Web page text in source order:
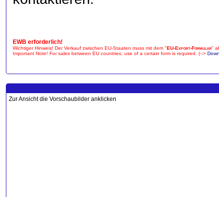
EWB erforderlich!
Wichtiger Hinweis! Der Verkauf zwischen EU-Staaten muss mit dem "EU-Export-Formular"
Important Note! For sales between EU countries, use of a certain form is required. (-->
Zur Ansicht die Vorschaubilder anklicken